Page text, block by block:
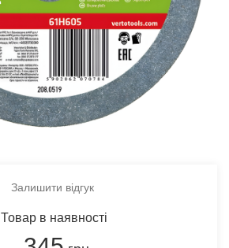
Залишити відгук
Товар в наявності